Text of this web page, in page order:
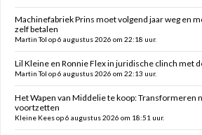
Machinefabriek Prins moet volgend jaar weg en
zelf betalen
Martin Tol op 6 augustus 2026 om 22:18 uur.
Lil Kleine en Ronnie Flex in juridische clinch met
Martin Tol op 6 augustus 2026 om 22:13 uur.
Het Wapen van Middelie te koop: Transformeren
voortzetten
Kleine Kees op 6 augustus 2026 om 18:51 uur.